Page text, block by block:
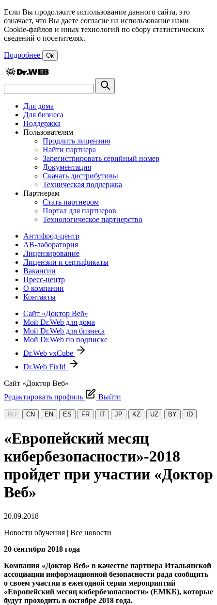
Если Вы продолжите использование данного сайта, это
означает, что Вы даете согласие на использование нами
Cookie-файлов и иных технологий по сбору статистических
сведений о посетителях.
Подробнее Ок
Для дома
Для бизнеса
Поддержка
Пользователям
Продлить лицензию
Найти партнера
Зарегистрировать серийный номер
Документация
Скачать дистрибутивы
Техническая поддержка
Партнерам
Стать партнером
Портал для партнеров
Технологическое партнерство
Антифрод-центр
АВ-лаборатория
Лицензирование
Лицензии и сертификаты
Вакансии
Пресс-центр
О компании
Контакты
Сайт «Доктор Веб»
Мой Dr.Web для дома
Мой Dr.Web для бизнеса
Мой Dr.Web по подписке
Dr.Web vxCube
Dr.Web FixIt!
Сайт «Доктор Веб»
Редактировать профиль
Выйти
RU CN EN ES FR IT JP KZ UZ BY ID
«Европейский месяц
кибербезопасности»-2018
пройдет при участии «Доктор
Веб»
20.09.2018
Новости обучения | Все новости
20 сентября 2018 года
Компания «Доктор Веб» в качестве партнера Итальянской
ассоциации информационной безопасности рада сообщить
о своем участии в ежегодной серии мероприятий
«Европейский месяц кибербезопасности» (ЕМКБ), которые
будут проходить в октябре 2018 года.